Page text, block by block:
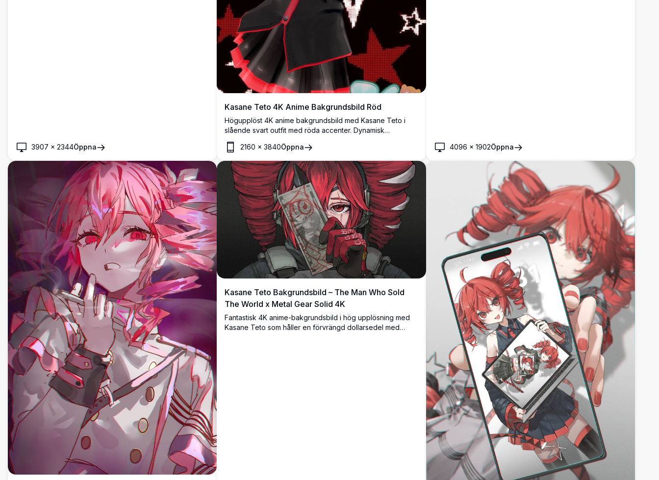
3907 × 2344Öppna
Kasane Teto 4K Anime Bakgrundsbild Röd
Högupplöst 4K anime bakgrundsbild med Kasane Teto i
slående svart outfit med röda accenter. Dynamisk
stjärnmönster bakgrund skapar livlig visuell påverkan.
Perfekt för fans som söker premium kvalitet anime karaktär
konstverk med djärv röd och svart färgschema.
2160 ×3840Öppna 4096 × 1902Öppna
Kasane Teto Bakgrundsbild – The Man Who Sold
The World x Metal Gear Solid 4K
Fantastisk 4K anime-bakgrundsbild i hög upplösning med
Kasane Teto som håller en förvrängd dollarsedel med